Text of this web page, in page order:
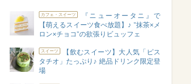
カフェ・スイーツ
『ニューオータニ』で
【萌えるスイーツ食べ放題】♪ ”抹茶×メ
ロン×チョコ”の欲張りビュッフェ
スイーツ
【飲むスイーツ】大人気「ピス
タチオ」たっぷり♪ 絶品ドリンク限定登
場